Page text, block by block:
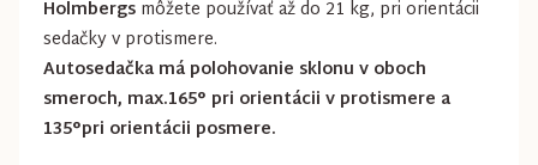
Holmbergs môžete používať až do 21 kg, pri orientácii
sedačky v protismere.
Autosedačka má polohovanie sklonu v oboch
smeroch, max.165° pri orientácii v protismere a
135°pri orientácii posmere.